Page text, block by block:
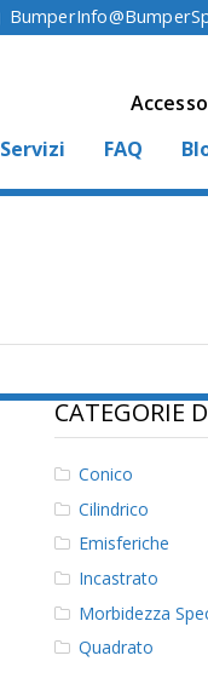
Accesso
Servizi FAQ
CATEGORIE
Conico
Cilindrico
Emisferiche
Incastrato
Morbidezza
Quadrato